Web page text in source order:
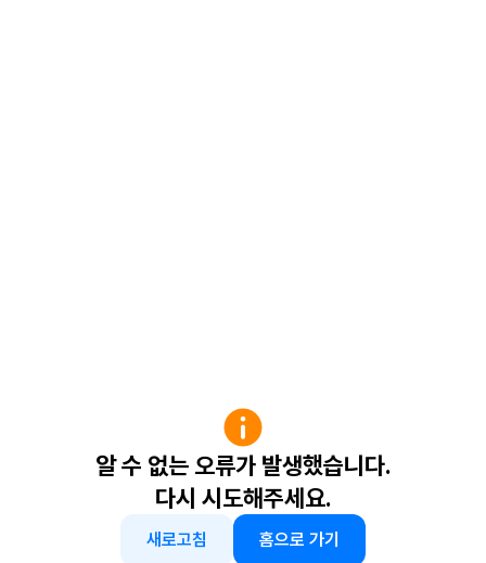
알 수 없는 오류가 발생했습니다.
다시 시도해주세요.
새로고침 홈으로 가기